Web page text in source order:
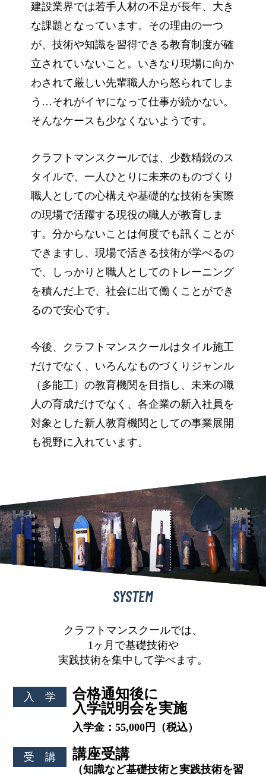
建設業界では若手人材の不足が長年、大き
な課題となっています。その理由の一つ
が、技術や知識を習得できる教育制度が確
立されていないこと。いきなり現場に向か
わされて厳しい先輩職人から怒られてしま
う…それがイヤになって仕事が続かない。
そんなケースも少なくないようです。
クラフトマンスクールでは、少数精鋭のス
タイルで、一人ひとりに未来のものづくり
職人としての心構えや基礎的な技術を実際
の現場で活躍する現役の職人が教育しま
す。分からないことは何度でも訊くことが
できますし、現場で活きる技術が学べるの
で、しっかりと職人としてのトレーニング
を積んだ上で、社会に出て働くことができ
るので安心です。
今後、クラフトマンスクールはタイル施工
だけでなく、いろんなものづくりジャンル
（多能工）の教育機関を目指し、未来の職
人の育成だけでなく、各企業の新入社員を
対象とした新人教育機関としての事業展開
も視野に入れています。
SYSTEM
クラフトマンスクールでは、
1ヶ月で基礎技術や
実践技術を集中して学べます。
入 学
合格通知後に
入学説明会を実施
入学金：55,000円（税込）
受 講 講座受講
（知識など基礎技術と実践技術を習